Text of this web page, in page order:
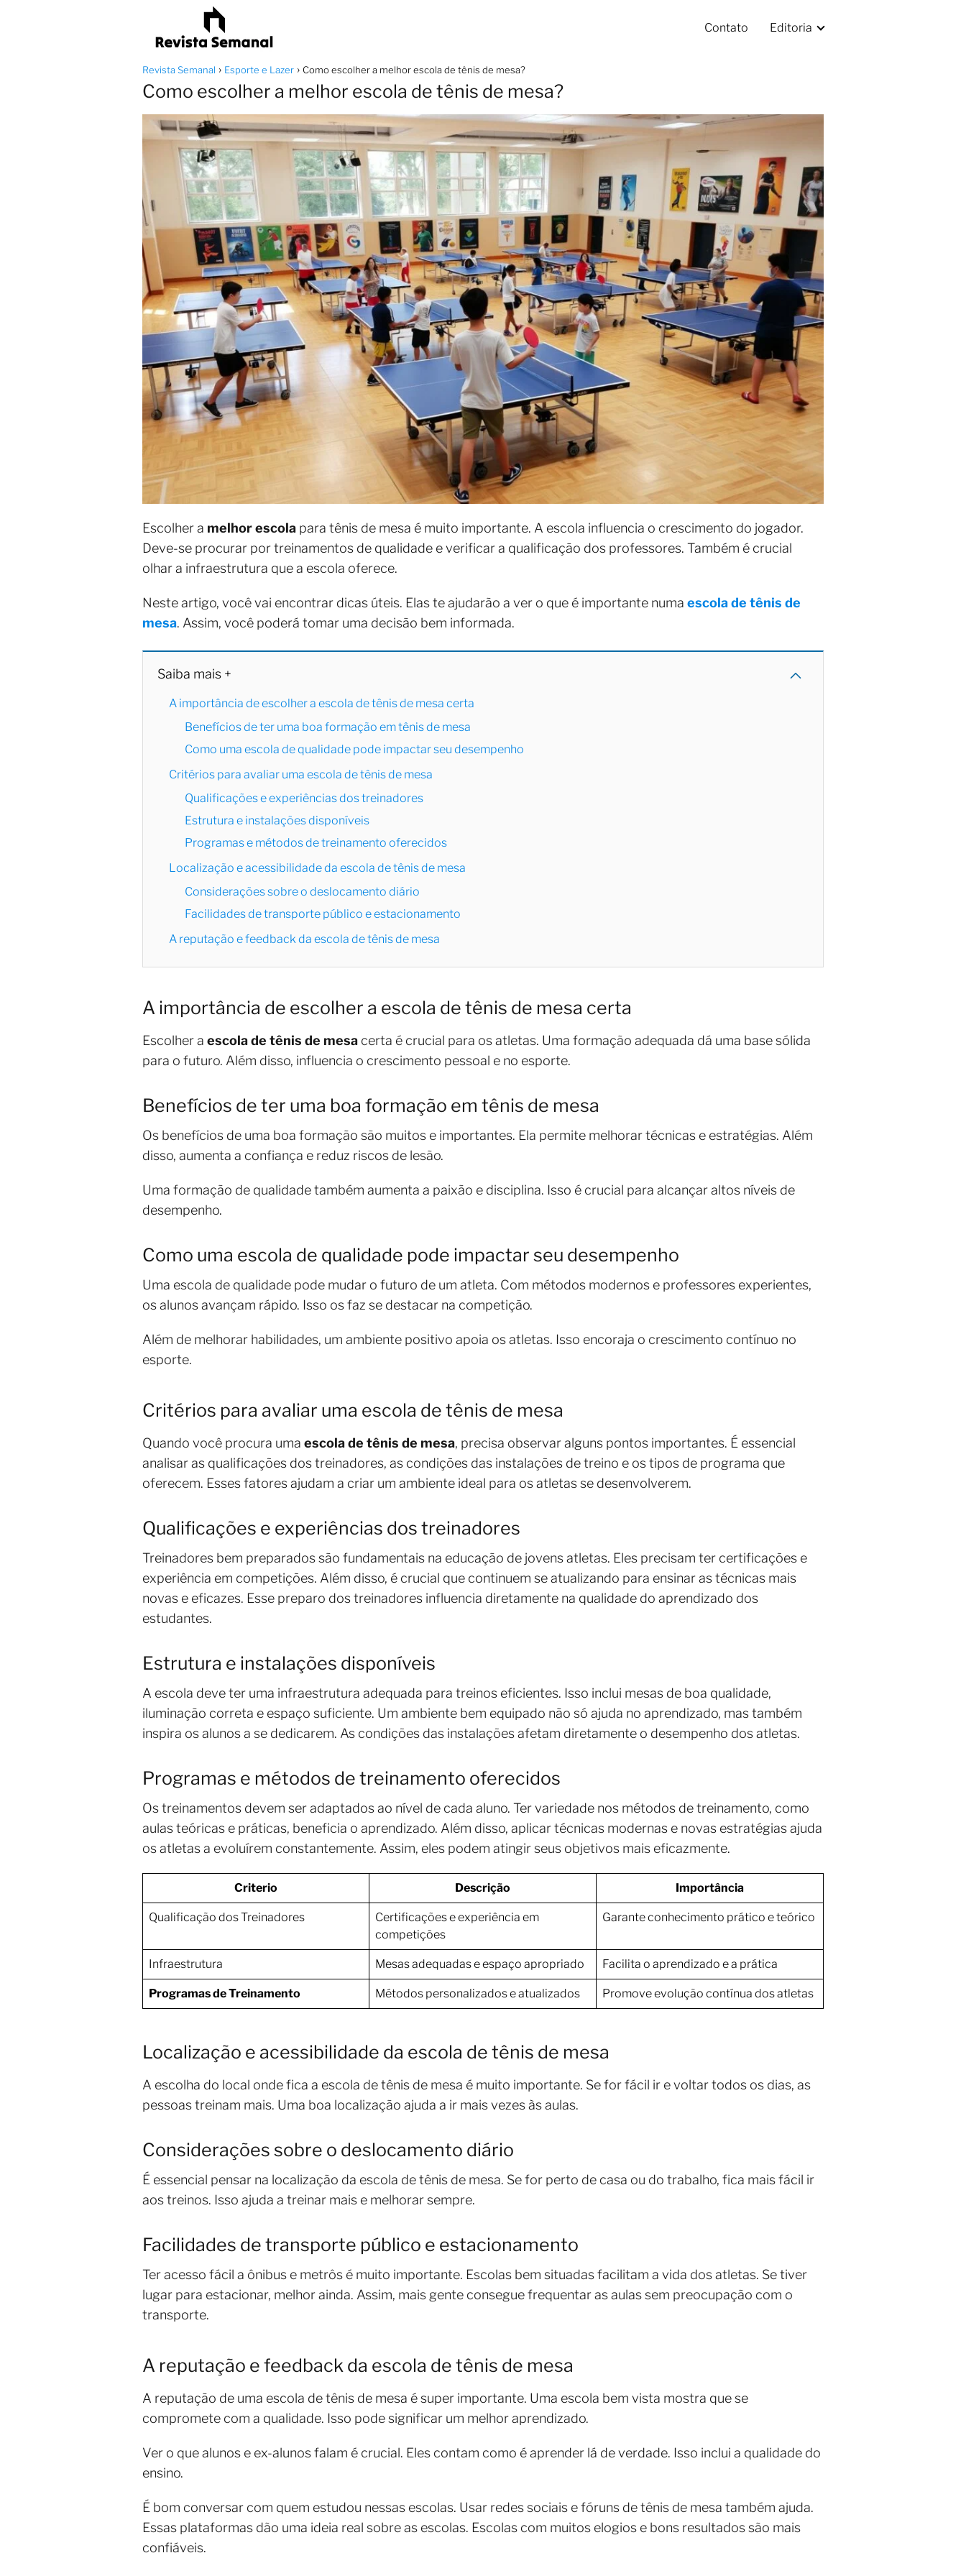
Contato Editoria
Revista Semanal Esporte e Lazer Como escolher a melhor escola de tênis de mesa?
Como escolher a melhor escola de tênis de mesa?
Escolher a melhor escola para tênis de mesa é muito importante. A escola influencia o crescimento do jogador.
Deve-se procurar por treinamentos de qualidade e verificar a qualificação dos professores. Também é crucial
olhar a infraestrutura que a escola oferece.
Neste artigo, você vai encontrar dicas úteis. Elas te ajudarão a ver o que é importante numa escola de tênis de
mesa. Assim, você poderá tomar uma decisão bem informada.
Saiba mais +
A importância de escolher a escola de tênis de mesa certa
Benefícios de ter uma boa formação em tênis de mesa
Como uma escola de qualidade pode impactar seu desempenho
Critérios para avaliar uma escola de tênis de mesa
Qualificações e experiências dos treinadores
Estrutura e instalações disponíveis
Programas e métodos de treinamento oferecidos
Localização e acessibilidade da escola de tênis de mesa
Considerações sobre o deslocamento diário
Facilidades de transporte público e estacionamento
A reputação e feedback da escola de tênis de mesa
A importância de escolher a escola de tênis de mesa certa
Escolher a escola de tênis de mesa certa é crucial para os atletas. Uma formação adequada dá uma base sólida
para o futuro. Além disso, influencia o crescimento pessoal e no esporte.
Benefícios de ter uma boa formação em tênis de mesa
Os benefícios de uma boa formação são muitos e importantes. Ela permite melhorar técnicas e estratégias. Além
disso, aumenta a confiança e reduz riscos de lesão.
Uma formação de qualidade também aumenta a paixão e disciplina. Isso é crucial para alcançar altos níveis de
desempenho.
Como uma escola de qualidade pode impactar seu desempenho
Uma escola de qualidade pode mudar o futuro de um atleta. Com métodos modernos e professores experientes,
os alunos avançam rápido. Isso os faz se destacar na competição.
Além de melhorar habilidades, um ambiente positivo apoia os atletas. Isso encoraja o crescimento contínuo no
esporte.
Critérios para avaliar uma escola de tênis de mesa
Quando você procura uma escola de tênis de mesa, precisa observar alguns pontos importantes. É essencial
analisar as qualificações dos treinadores, as condições das instalações de treino e os tipos de programa que
oferecem. Esses fatores ajudam a criar um ambiente ideal para os atletas se desenvolverem.
Qualificações e experiências dos treinadores
Treinadores bem preparados são fundamentais na educação de jovens atletas. Eles precisam ter certificações e
experiência em competições. Além disso, é crucial que continuem se atualizando para ensinar as técnicas mais
novas e eficazes. Esse preparo dos treinadores influencia diretamente na qualidade do aprendizado dos
estudantes.
Estrutura e instalações disponíveis
A escola deve ter uma infraestrutura adequada para treinos eficientes. Isso inclui mesas de boa qualidade,
iluminação correta e espaço suficiente. Um ambiente bem equipado não só ajuda no aprendizado, mas também
inspira os alunos a se dedicarem. As condições das instalações afetam diretamente o desempenho dos atletas.
Programas e métodos de treinamento oferecidos
Os treinamentos devem ser adaptados ao nível de cada aluno. Ter variedade nos métodos de treinamento, como
aulas teóricas e práticas, beneficia o aprendizado. Além disso, aplicar técnicas modernas e novas estratégias ajuda
os atletas a evoluírem constantemente. Assim, eles podem atingir seus objetivos mais eficazmente.
Criterio Descrição Importância
Qualificação dos Treinadores
Certificações e experiência em
competições
Garante conhecimento prático e teórico
Infraestrutura Mesas adequadas e espaço apropriado Facilita o aprendizado e a prática
Programas de Treinamento Métodos personalizados e atualizados Promove evolução contínua dos atletas
Localização e acessibilidade da escola de tênis de mesa
A escolha do local onde fica a escola de tênis de mesa é muito importante. Se for fácil ir e voltar todos os dias, as
pessoas treinam mais. Uma boa localização ajuda a ir mais vezes às aulas.
Considerações sobre o deslocamento diário
É essencial pensar na localização da escola de tênis de mesa. Se for perto de casa ou do trabalho, fica mais fácil ir
aos treinos. Isso ajuda a treinar mais e melhorar sempre.
Facilidades de transporte público e estacionamento
Ter acesso fácil a ônibus e metrôs é muito importante. Escolas bem situadas facilitam a vida dos atletas. Se tiver
lugar para estacionar, melhor ainda. Assim, mais gente consegue frequentar as aulas sem preocupação com o
transporte.
A reputação e feedback da escola de tênis de mesa
A reputação de uma escola de tênis de mesa é super importante. Uma escola bem vista mostra que se
compromete com a qualidade. Isso pode significar um melhor aprendizado.
Ver o que alunos e ex-alunos falam é crucial. Eles contam como é aprender lá de verdade. Isso inclui a qualidade do
ensino.
É bom conversar com quem estudou nessas escolas. Usar redes sociais e fóruns de tênis de mesa também ajuda.
Essas plataformas dão uma ideia real sobre as escolas. Escolas com muitos elogios e bons resultados são mais
confiáveis.